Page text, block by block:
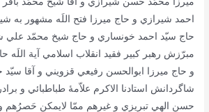
احمد شيرازي‌ و حاج‌ ميرزا فتح‌ اللَه‌ مشهور به‌
حاج‌ سيّد احمد خونساري‌ و حاج‌ شيخ‌ محمّد علي‌
مبرّزش‌ رهبر كبير فقيد انقلاب‌ اسلامي‌ آية‌ اللَه‌
و حاج‌ ميرزا ابوالحسن‌ رفيعي‌ قزويني‌ و آقا سيّد
شاگردانش‌ استادنا الاكرم‌ علاّمۀ طباطبائي‌ و
حسن‌ الهي‌ تبريزي‌ و غيرهم‌ ممّا لايمكن‌ حَصرُهم‌ و